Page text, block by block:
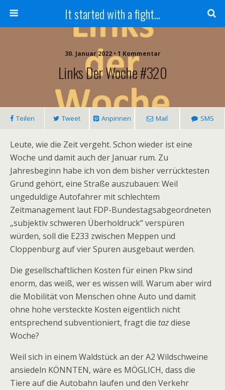
It started with a fight...
30. Januar 2022 • 1 Kommentar
Links Der Woche #320
Teilen Tweet Anpinnen Mail SMS
Leute, wie die Zeit vergeht. Schon wieder ist eine
Woche und damit auch der Januar rum. Zu
Jahresbeginn habe ich von dem bisher verrücktesten
Grund gehört, eine Straße auszubauen: Weil
ungeduldige Autofahrer mit schlechtem
Zeitmanagement laut FDP-Bundestagsabgeordneten
„subjektiv schweren Überholdruck“ verspüren
würden, soll die E233 zwischen Meppen und
Cloppenburg auf vier Spuren ausgebaut werden.
Die gesellschaftlichen Kosten für einen Pkw sind
enorm, das weiß, wer es wissen will. Warum aber wird
die Mobilität von Menschen ohne Auto und damit
ohne hohe versteckte Kosten eigentlich nicht
entsprechend subventioniert, fragt die tazdiese
Woche?
Weil sich in einem Waldstück an der A2 Wildschweine
ansiedeln KÖNNTEN, wäre es MÖGLICH, dass die
Tiere auf die Autobahn laufen und den Verkehr